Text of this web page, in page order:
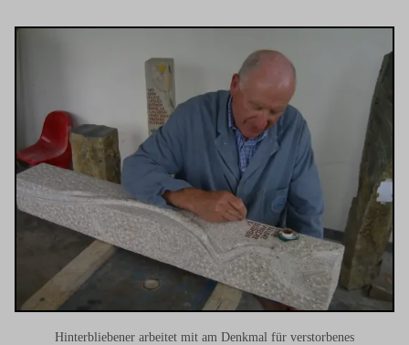
Hinterbliebener arbeitet mit am Denkmal für verstorbenes